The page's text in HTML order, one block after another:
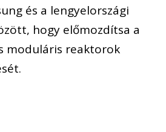
és a lengyelországi
hogy előmozdítsa a
moduláris reaktorok